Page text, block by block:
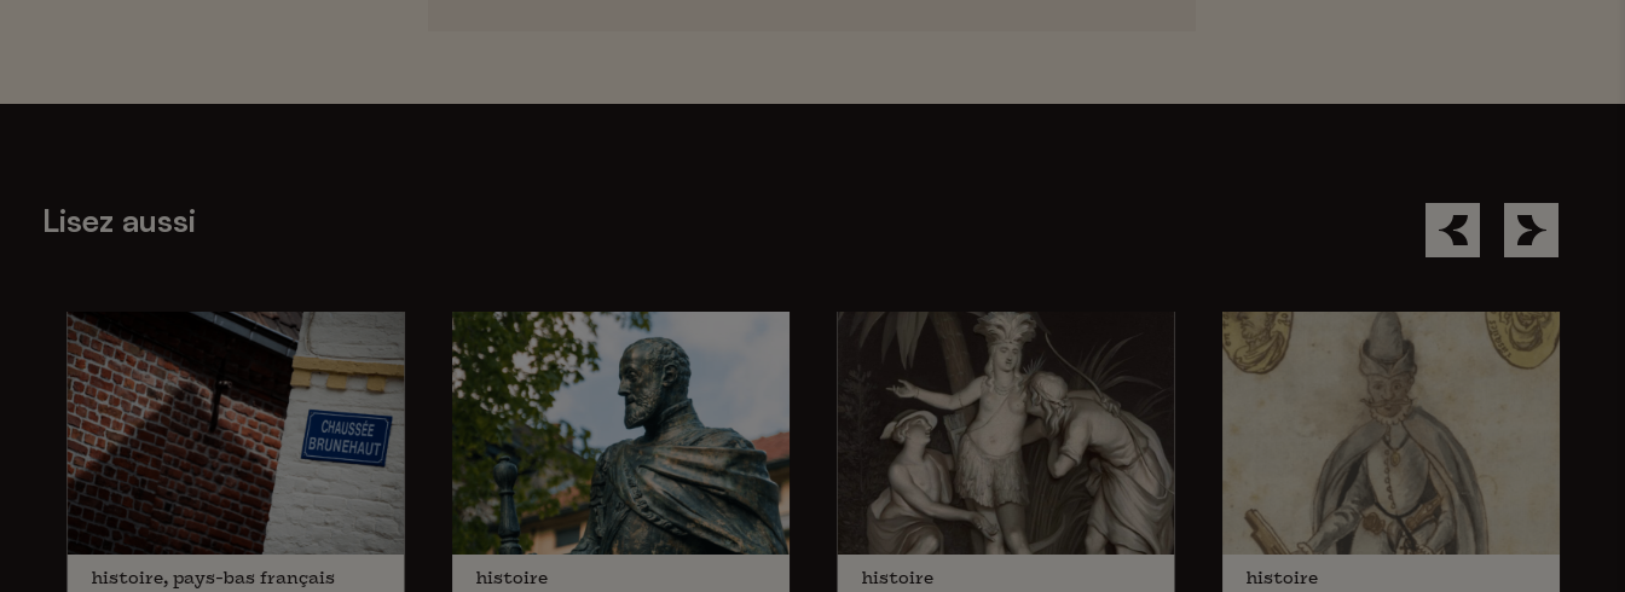
Lisez aussi
histoire, pays-bas français histoire histoire histoire